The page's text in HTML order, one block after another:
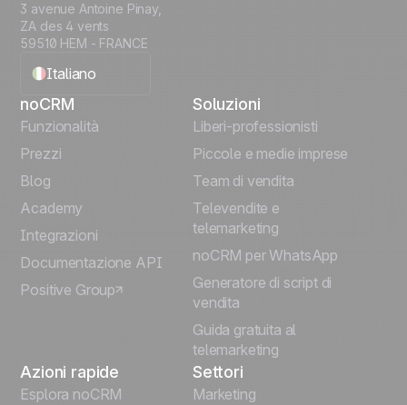
3 avenue Antoine Pinay,
ZA des 4 vents
59510 HEM - FRANCE
Italiano
English
Español
Português
Deutsch
noCRM
Funzionalità
Prezzi
Blog
Academy
Integrazioni
Documentazione API
Positive Group
Soluzioni
Liberi-professionisti
Piccole e medie imprese
Team di vendita
Televendite e
telemarketing
noCRM per WhatsApp
Generatore di script di
vendita
Guida gratuita al
telemarketing
Azioni rapide
Esplora noCRM
Settori
Marketing